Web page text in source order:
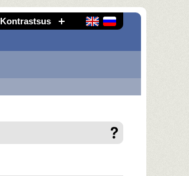
Kontrastsus